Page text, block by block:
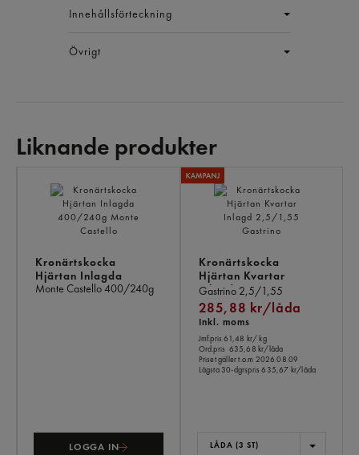
Innehållsförteckning
Övrigt
Liknande produkter
Kronärtskocka
Hjärtan Inlagda
Monte Castello400/240g
LOGGA IN
Kronärtskocka
Hjärtan Kvartar
Inlagd
Gastrino 2,5/1,55
285,88 kr/låda
Inkl. moms
Jmf.pris 61,48 kr/ kg
Ord.pris 635,68 kr/låda
Priset gäller t.o.m 2026.08.09
Lägsta 30-dgrspris 635,67 kr/låda
LÅDA (3 ST)